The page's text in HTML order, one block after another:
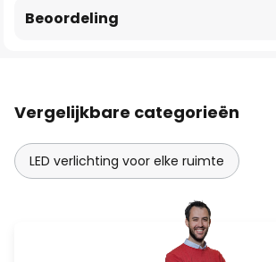
Beoordeling
Vergelijkbare categorieën
LED verlichting voor elke ruimte